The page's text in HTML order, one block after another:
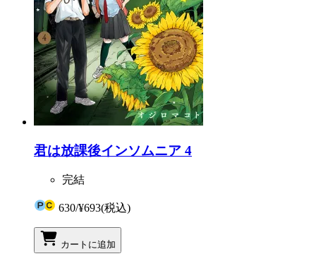
君は放課後インソムニア 4
完結
630/¥693(税込)
カートに追加